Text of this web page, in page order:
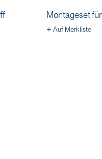
Montageset
+ Auf Merkliste